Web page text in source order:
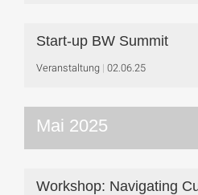
Start-up BW Summit
Veranstaltung 02.06.25
Mai 2025
Workshop: Navigating